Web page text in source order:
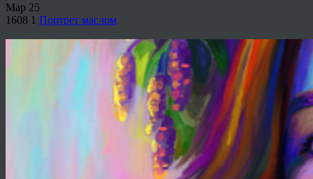
Мар 25
1608 1 Портрет маслом